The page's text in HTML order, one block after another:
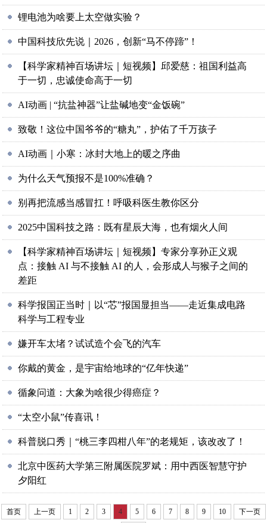
锂电池为啥要上太空做实验？
中国科技欣先说｜2026，创新“马不停蹄”！
【科学家精神百场讲坛｜短视频】邱爱慈：祖国利益高
于一切，忠诚使命高于一切
AI动画 | “抗盐神器”让盐碱地变“金饭碗”
致敬！这位中国爷爷的“糖丸”，护佑了千万孩子
AI动画｜小寒：冰封大地上的暖之序曲
为什么天气预报不是100%准确？
别再把流感当感冒扛！呼吸科医生教你区分
2025中国科技之路：既有星辰大海，也有烟火人间
【科学家精神百场讲坛｜短视频】专家分享孙正义观
点：接触 AI 与不接触 AI 的人，会形成人与猴子之间的
差距
科学报国正当时｜以“芯”报国显担当——走近集成电路
科学与工程专业
嫌开车太堵？试试造个会飞的汽车
你戴的黄金，是宇宙给地球的“亿年快递”
循象问道：大象为啥很少得癌症？
“太空小鼠”传喜讯！
科普脱口秀｜“桃三李四柑八年”的老规矩，该改改了！
北京中医药大学第三附属医院罗斌：用中西医智慧守护
夕阳红
首页 上一页 1 2 3 4 5 6 7 8 9 10 下一页